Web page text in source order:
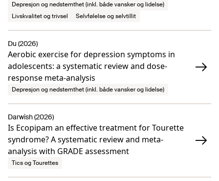
Depresjon og nedstemthet (inkl. både vansker og lidelse)
Livskvalitet og trivsel
Selvfølelse og selvtillit
Aerobic exercise for depression symptoms in
adolescents: a systematic review and dose-
response meta-analysis
Du (2026)
Depresjon og nedstemthet (inkl. både vansker og lidelse)
Is Ecopipam an effective treatment for Tourette
syndrome? A systematic review and meta-
analysis with GRADE assessment
Darwish (2026)
Tics og Tourettes